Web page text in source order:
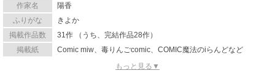
作家名
陽香
ふりがな
きよか
掲載作品数
31作 （うち、完結作品28作）
掲載紙
Comic miw、毒りんごcomic、COMIC魔法のiらんどなど
もっと見る▼